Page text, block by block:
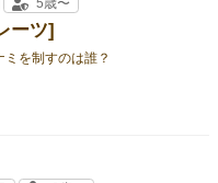
ーツ]
を制すのは誰？
5歳〜